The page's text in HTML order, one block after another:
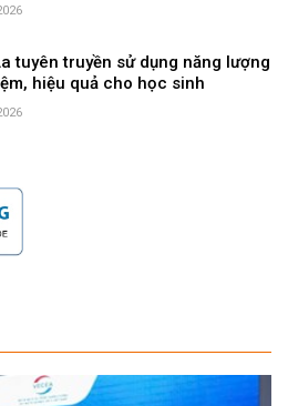
tuyên truyền sử dụng năng lượng
hiệu quả cho học sinh